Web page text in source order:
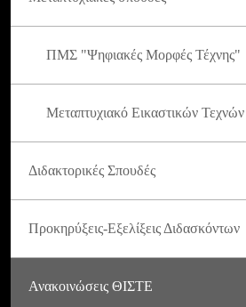
ΠΜΣ "Ψηφιακές Μορφές Τέχνης"
Μεταπτυχιακό Εικαστικών
Διδακτορικές Σπουδές
Προκηρύξεις-Εξελίξεις Διδασκόντων
Ανακοινώσεις ΘΙΣΤΕ